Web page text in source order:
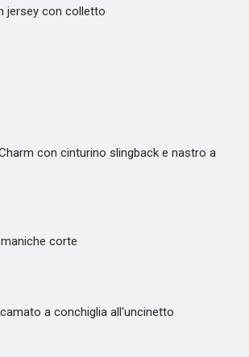
con colletto
con cinturino slingback e nastro a
corte
a conchiglia all'uncinetto